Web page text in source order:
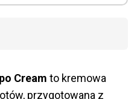
Cream to kremowa
przygotowana z